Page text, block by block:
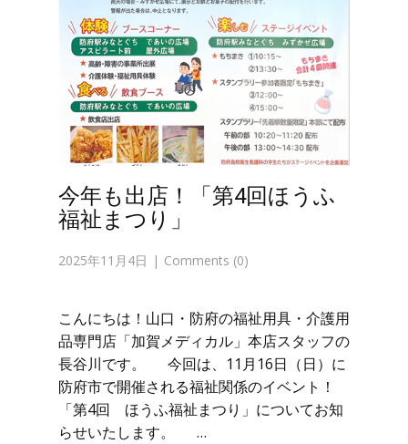
今年も出店！「第4回ほうふ
福祉まつり」
2025年11月4日 Comments (0)
こんにちは！山口・防府の福祉用具・介護用
品専門店「加賀メディカル」本店スタッフの
長谷川です。 今回は、11月16日（日）に
防府市で開催される福祉関係のイベント！
「第4回 ほうふ福祉まつり」についてお知
らせいたします。 …